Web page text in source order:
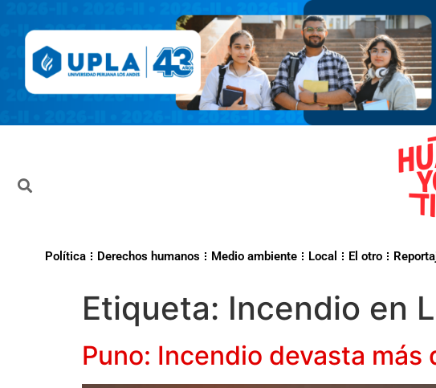
Política Derechos humanos Medio ambiente Local El otro
Etiqueta: Incendio en
Puno: Incendio devasta más